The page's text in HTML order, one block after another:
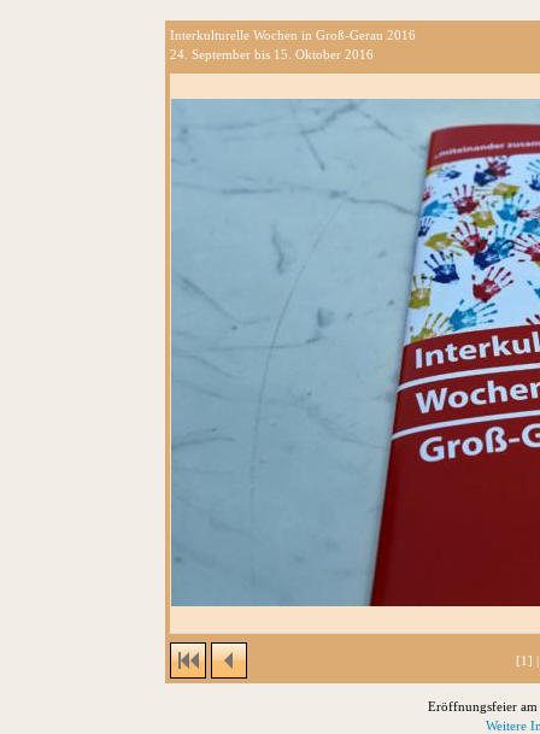
Interkulturelle Wochen in Groß-Gerau 2016
24. September bis 15. Oktober 2016
[1]
Eröffnungsfeier am
Weitere